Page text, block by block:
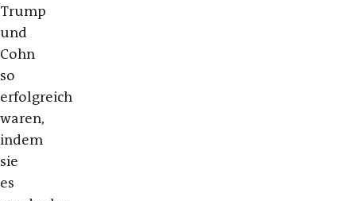
Trump
und
Cohn
so
erfolgreich
waren,
indem
sie
es